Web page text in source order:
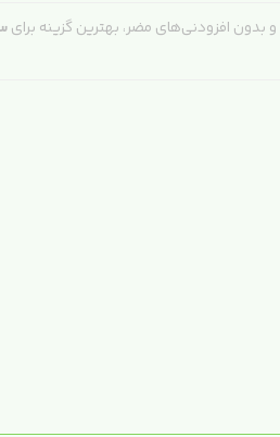
و بدون افزودنی‌های مضر، بهترین گزینه برای